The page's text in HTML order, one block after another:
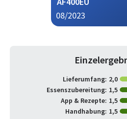
08/2023
Lieferumfang: 2,0
Essenszubereitung: 1,5
App & Rezepte: 1,5
Handhabung: 1,5